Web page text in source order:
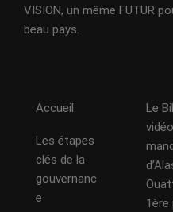
VISION, un même FUTUR
beau pays.
Accueil
Les étapes
clés de la
gouvernanc
e
Le
1ère